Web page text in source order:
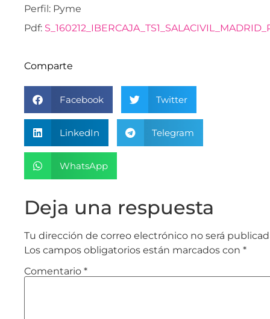
Perfil: Pyme
Pdf:
Comparte
Facebook Twitter
LinkedIn Telegram
WhatsApp
Deja una respuesta
Tu dirección de correo electrónico no será
Los campos obligatorios están marcados con *
Comentario *